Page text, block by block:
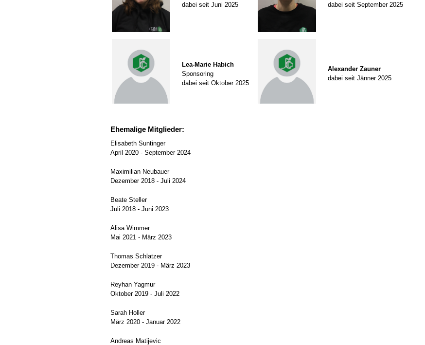
dabei seit Juni 2025
dabei seit September 2025
Lea-Marie Habich
Sponsoring
dabei seit Oktober 2025
Alexander Zauner
dabei seit Jänner 2025
Ehemalige Mitglieder:
Elisabeth Suntinger
April 2020 - September 2024
Maximilian Neubauer
Dezember 2018 - Juli 2024
Beate Steller
Juli 2018 - Juni 2023
Alisa Wimmer
Mai 2021 - März 2023
Thomas Schlatzer
Dezember 2019 - März 2023
Reyhan Yagmur
Oktober 2019 - Juli 2022
Sarah Holler
März 2020 - Januar 2022
Andreas Matijevic